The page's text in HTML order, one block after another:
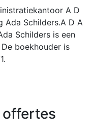
A D
Ada Schilders.A D A
Schilders is een
boekhouder is
offertes